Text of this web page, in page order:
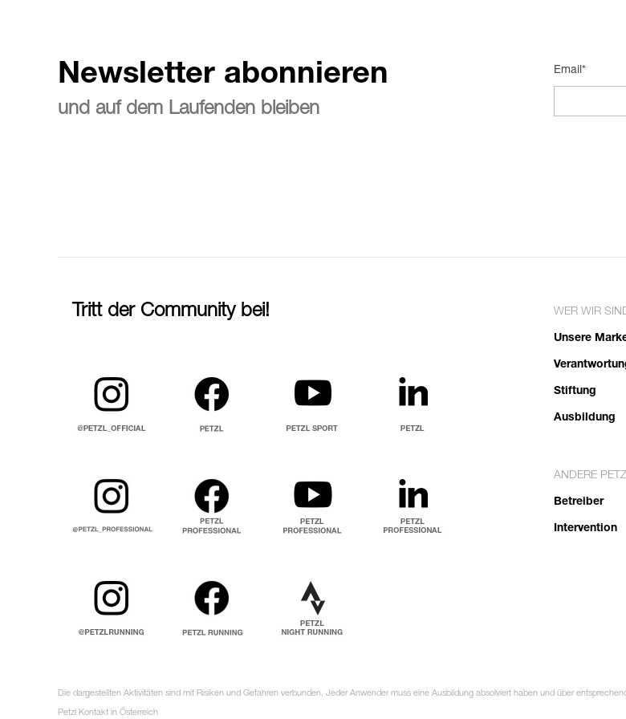
Newsletter abonnieren
und auf dem Laufenden bleiben
Email*
Tritt der Community bei! WER WIR
Unsere
Stiftung
Ausbildung
ANDERE
Betreiber
Intervention
Die dargestellten Aktivitäten sind mit Risiken und Gefahren verbunden. Jeder Anwender muss eine Ausbildung absolviert haben und über
Petzl Kontakt in Österreich